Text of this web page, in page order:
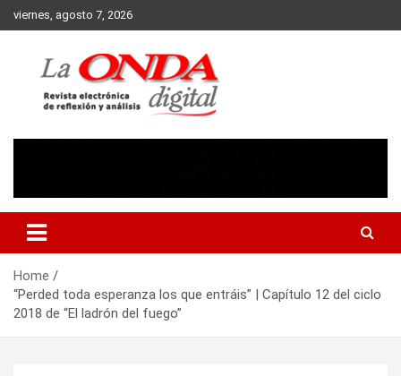
Skip
to
viernes, agosto 7, 2026
Home
“Perded toda esperanza los que entráis” | Capítulo 12 del ciclo
2018 de “El ladrón del fuego”